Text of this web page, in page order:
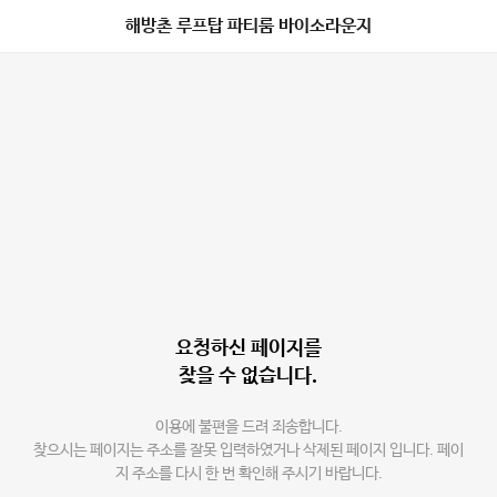
해방촌 루프탑 파티룸 바이소라운지
요청하신 페이지를
찾을 수 없습니다.
이용에 불편을 드려 죄송합니다.
찾으시는 페이지는 주소를 잘못 입력하였거나 삭제된 페이지 입니다. 페이
지 주소를 다시 한 번 확인해 주시기 바랍니다.